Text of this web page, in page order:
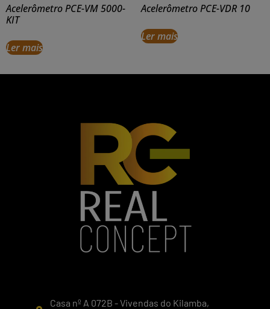
Acelerômetro PCE-VM 5000-
KIT
Ler mais
Acelerômetro PCE-VDR 10
Ler mais
Casa nº A 072B - Vivendas do Kilamba,